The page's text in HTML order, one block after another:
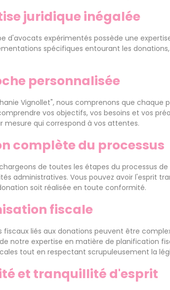
juridique inégalée
d'avocats expérimentés possède une
spécifiques entourant les
personnalisée
Vignollet", nous comprenons que
vos objectifs, vos besoins et vos
mesure qui correspond à vos attentes.
complète du processus
de toutes les étapes du processus
administratives. Vous pouvez avoir l'esprit
soit réalisée en toute conformité.
fiscale
fiscaux liés aux donations peuvent être
notre expertise en matière de planification
tout en respectant scrupuleusement la
et tranquillité d'esprit